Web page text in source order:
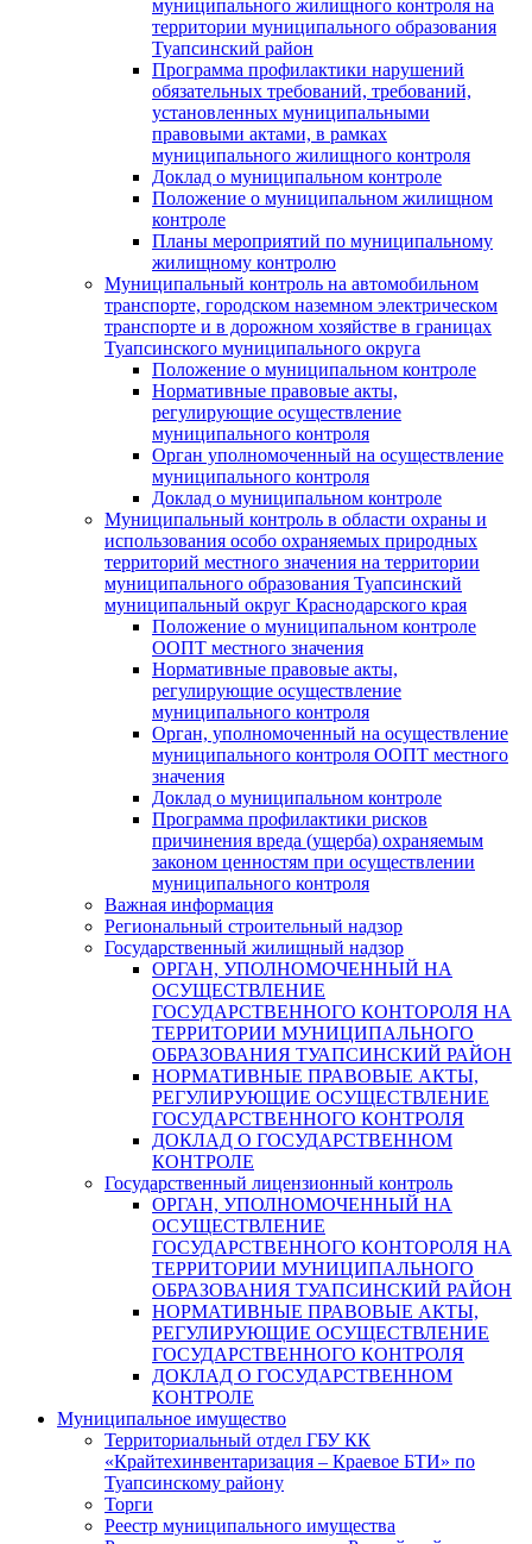
муниципального жилищного контроля на
территории муниципального образования
Туапсинский район
Программа профилактики нарушений
обязательных требований, требований,
установленных муниципальными
правовыми актами, в рамках
муниципального жилищного контроля
Доклад о муниципальном контроле
Положение о муниципальном жилищном
контроле
Планы мероприятий по муниципальному
жилищному контролю
Муниципальный контроль на автомобильном
транспорте, городском наземном электрическом
транспорте и в дорожном хозяйстве в границах
Туапсинского муниципального округа
Положение о муниципальном контроле
Нормативные правовые акты,
регулирующие осуществление
муниципального контроля
Орган уполномоченный на осуществление
муниципального контроля
Доклад о муниципальном контроле
Муниципальный контроль в области охраны и
использования особо охраняемых природных
территорий местного значения на территории
муниципального образования Туапсинский
муниципальный округ Краснодарского края
Положение о муниципальном контроле
ООПТ местного значения
Нормативные правовые акты,
регулирующие осуществление
муниципального контроля
Орган, уполномоченный на осуществление
муниципального контроля ООПТ местного
значения
Доклад о муниципальном контроле
Программа профилактики рисков
причинения вреда (ущерба) охраняемым
законом ценностям при осуществлении
муниципального контроля
Важная информация
Региональный строительный надзор
Государственный жилищный надзор
ОРГАН, УПОЛНОМОЧЕННЫЙ НА
ОСУЩЕСТВЛЕНИЕ
ГОСУДАРСТВЕННОГО КОНТОРОЛЯ НА
ТЕРРИТОРИИ МУНИЦИПАЛЬНОГО
ОБРАЗОВАНИЯ ТУАПСИНСКИЙ РАЙОН
НОРМАТИВНЫЕ ПРАВОВЫЕ АКТЫ,
РЕГУЛИРУЮЩИЕ ОСУЩЕСТВЛЕНИЕ
ГОСУДАРСТВЕННОГО КОНТРОЛЯ
ДОКЛАД О ГОСУДАРСТВЕННОМ
КОНТРОЛЕ
Государственный лицензионный контроль
ОРГАН, УПОЛНОМОЧЕННЫЙ НА
ОСУЩЕСТВЛЕНИЕ
ГОСУДАРСТВЕННОГО КОНТОРОЛЯ НА
ТЕРРИТОРИИ МУНИЦИПАЛЬНОГО
ОБРАЗОВАНИЯ ТУАПСИНСКИЙ РАЙОН
НОРМАТИВНЫЕ ПРАВОВЫЕ АКТЫ,
РЕГУЛИРУЮЩИЕ ОСУЩЕСТВЛЕНИЕ
ГОСУДАРСТВЕННОГО КОНТРОЛЯ
ДОКЛАД О ГОСУДАРСТВЕННОМ
КОНТРОЛЕ
Муниципальное имущество
Территориальный отдел ГБУ КК
«Крайтехинвентаризация – Краевое БТИ» по
Туапсинскому району
Торги
Реестр муниципального имущества